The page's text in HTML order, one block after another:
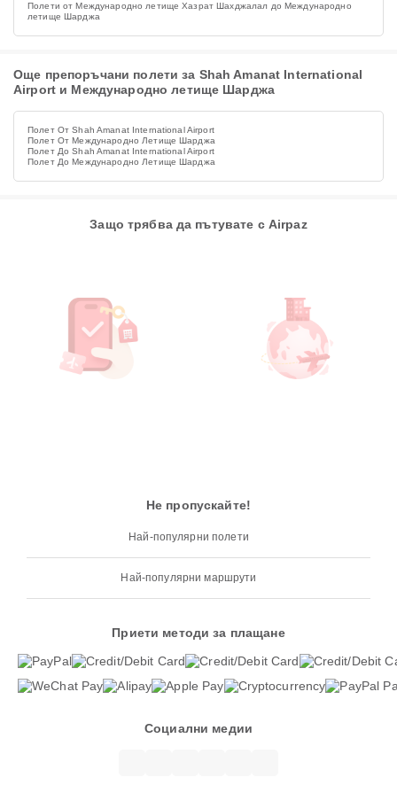
Полети от Международно летище Хазрат Шахджалал до Международно
летище Шарджа
Още препоръчани полети за Shah Amanat International
Airport и Международно летище Шарджа
Полет От Shah Amanat International Airport
Полет От Международно Летище Шарджа
Полет До Shah Amanat International Airport
Полет До Международно Летище Шарджа
Защо трябва да пътувате с Airpaz
Не пропускайте!
Най-популярни полети
Най-популярни маршрути
Приети методи за плащане
Социални медии